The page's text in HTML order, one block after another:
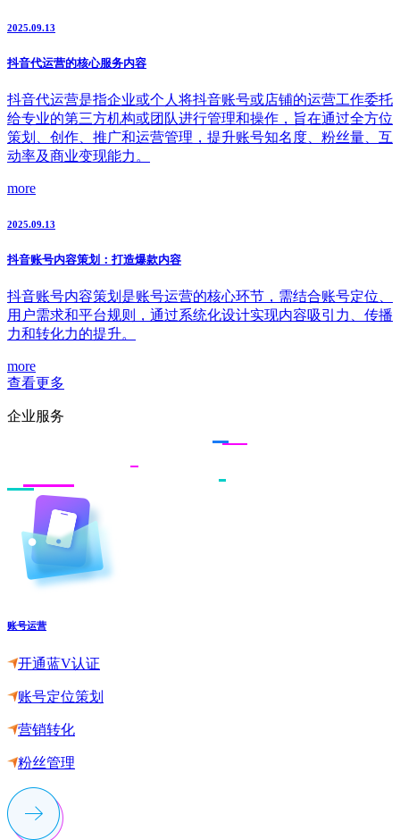
2025.09.13
抖音代运营的核心服务内容
抖音代运营是指企业或个人将抖音账号或店铺的运营工作委托
给专业的第三方机构或团队进行管理和操作，旨在通过全方位
策划、创作、推广和运营管理，提升账号知名度、粉丝量、互
动率及商业变现能力。
more
2025.09.13
抖音账号内容策划：打造爆款内容
抖音账号内容策划是账号运营的核心环节，需结合账号定位、
用户需求和平台规则，通过系统化设计实现内容吸引力、传播
力和转化力的提升。
more
查看更多
企业服务
账号运营
开通蓝V认证
账号定位策划
营销转化
粉丝管理